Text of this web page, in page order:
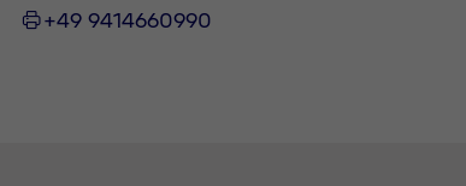
+49 9414660990